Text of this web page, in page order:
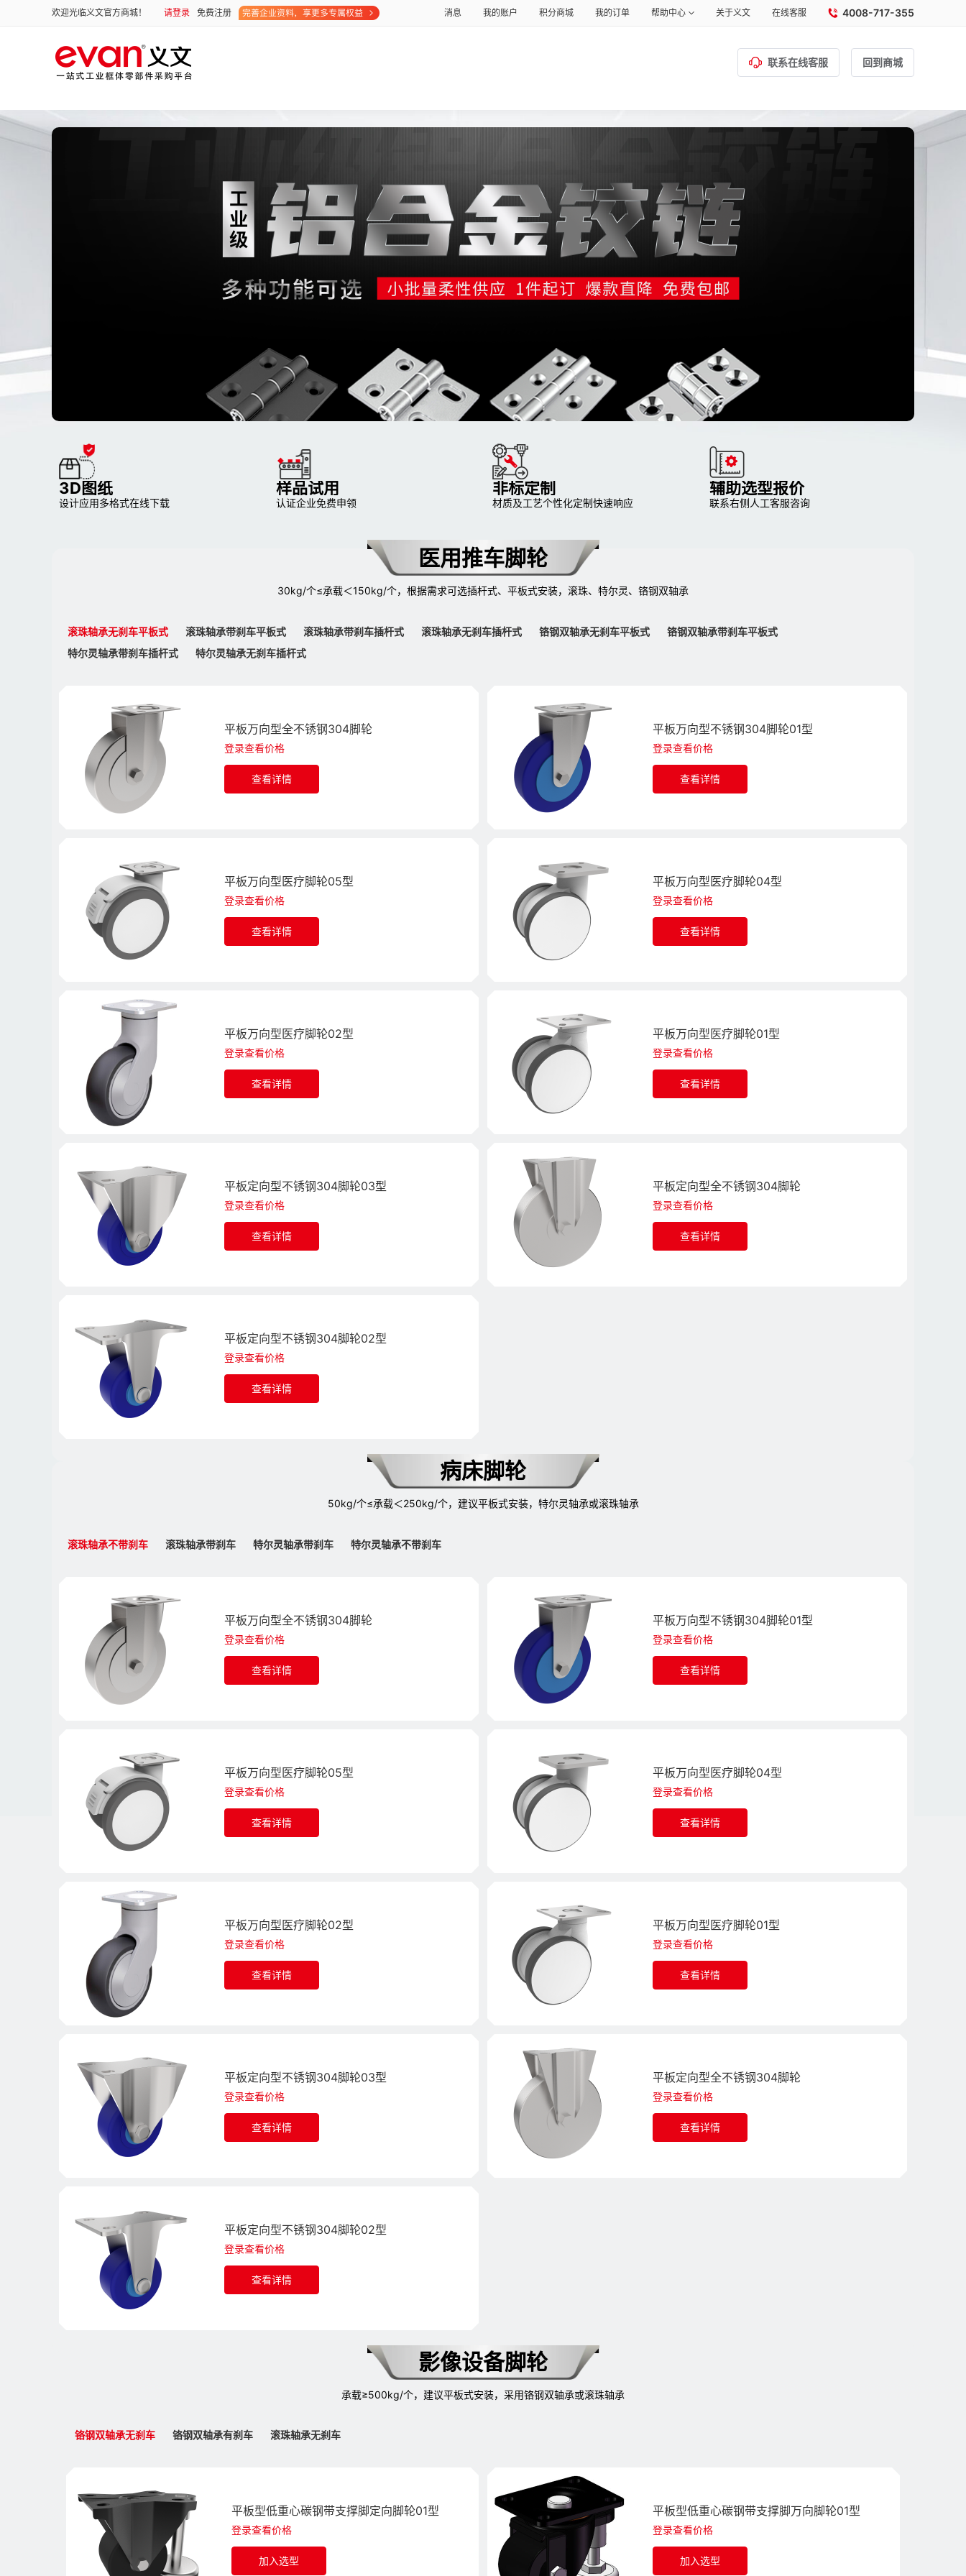
欢迎光临义文官方商城！ 请登录 免费注册 消息 我的账户 积分商城 我的订单 帮助中心 关于义文 在线客服 4008-717-355
联系在线客服 回到商城
3D图纸
设计应用多格式在线下载
样品试用
认证企业免费申领
非标定制
材质及工艺个性化定制快速响应
辅助选型报价
联系右侧人工客服咨询
医用推车脚轮
30kg/个≤承载＜150kg/个，根据需求可选插杆式、平板式安装，滚珠、特尔灵、铬钢双轴承
滚珠轴承无刹车平板式 滚珠轴承带刹车平板式 滚珠轴承带刹车插杆式 滚珠轴承无刹车插杆式 铬钢双轴承无刹车平板式
铬钢双轴承带刹车平板式
特尔灵轴承带刹车插杆式
特尔灵轴承无刹车插杆式
平板万向型全不锈钢304脚轮
登录查看价格
查看详情
平板万向型不锈钢304脚轮01型
登录查看价格
查看详情
平板万向型医疗脚轮05型
登录查看价格
查看详情
平板万向型医疗脚轮04型
登录查看价格
查看详情
平板万向型医疗脚轮02型
登录查看价格
查看详情
平板万向型医疗脚轮01型
登录查看价格
查看详情
平板定向型不锈钢304脚轮03型
登录查看价格
查看详情
平板定向型全不锈钢304脚轮
登录查看价格
查看详情
平板定向型不锈钢304脚轮02型
登录查看价格
查看详情
病床脚轮
50kg/个≤承载＜250kg/个，建议平板式安装，特尔灵轴承或滚珠轴承
滚珠轴承不带刹车 滚珠轴承带刹车 特尔灵轴承带刹车 特尔灵轴承不带刹车
平板万向型全不锈钢304脚轮
登录查看价格
查看详情
平板万向型不锈钢304脚轮01型
登录查看价格
查看详情
平板万向型医疗脚轮05型
登录查看价格
查看详情
平板万向型医疗脚轮04型
登录查看价格
查看详情
平板万向型医疗脚轮02型
登录查看价格
查看详情
平板万向型医疗脚轮01型
登录查看价格
查看详情
平板定向型不锈钢304脚轮03型
登录查看价格
查看详情
平板定向型全不锈钢304脚轮
登录查看价格
查看详情
平板定向型不锈钢304脚轮02型
登录查看价格
查看详情
影像设备脚轮
承载≥500kg/个，建议平板式安装，采用铬钢双轴承或滚珠轴承
铬钢双轴承无刹车 铬钢双轴承有刹车 滚珠轴承无刹车
平板型低重心碳钢带支撑脚定向脚轮01型
登录查看价格
加入选型
平板型低重心碳钢带支撑脚万向脚轮01型
登录查看价格
加入选型